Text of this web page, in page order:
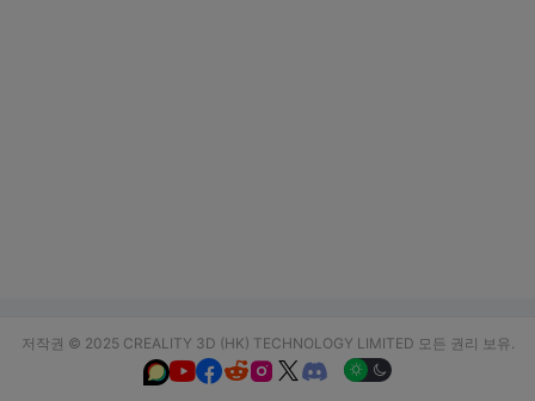
저작권 © 2025 CREALITY 3D (HK) TECHNOLOGY LIMITED 모든 권리 보유.
  